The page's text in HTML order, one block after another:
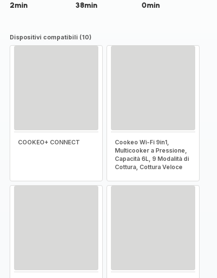
2min 38min 0min
Dispositivi compatibili (10)
COOKEO+ CONNECT
Cookeo Wi-Fi 9in1,
Multicooker a Pressione,
Capacità 6L, 9 Modalità di
Cottura, Cottura Veloce